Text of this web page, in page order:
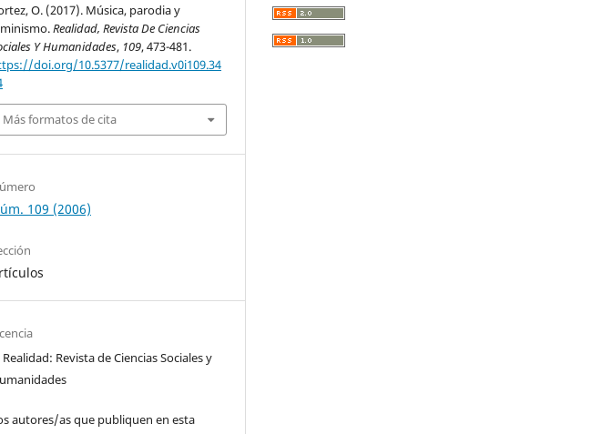
O. (2017). Música, parodia y
Realidad, Revista De Ciencias
Y Humanidades, 109, 473-481.
doi.org/10.5377/realidad.v0i109.34
Más formatos de cita
109 (2006)
Revista de Ciencias Sociales y
autores/as que publiquen en esta